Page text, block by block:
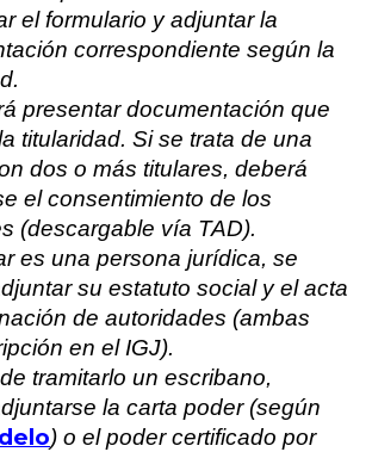
el formulario y adjuntar la
correspondiente según la
presentar documentación que
titularidad. Si se trata de una
dos o más titulares, deberá
el consentimiento de los
(descargable vía TAD).
es una persona jurídica, se
su estatuto social y el acta
de autoridades (ambas
en el IGJ).
tramitarlo un escribano,
la carta poder (según
) o el poder certificado por